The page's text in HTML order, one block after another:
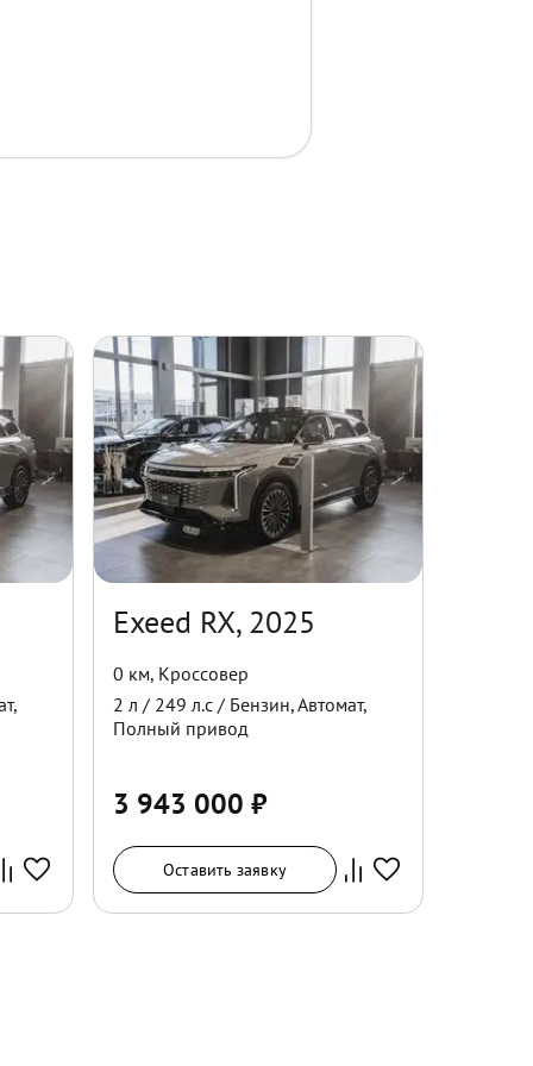
,
Exeed RX, 2025
0 км, Кроссовер
2 л / 249 л.с / Бензин,Автомат,
Полный привод
3 943 000 ₽
Оставить заявку